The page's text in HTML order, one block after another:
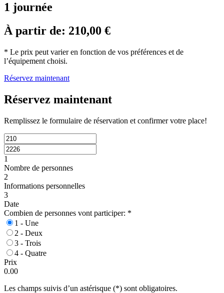
1 journée
À partir de: 210,00 €
* Le prix peut varier en fonction de vos préférences et de
l’équipement choisi.
Réservez maintenant
Réservez maintenant
Remplissez le formulaire de réservation et confirmer votre place!
1
Nombre de personnes
2
Informations personnelles
3
Date
Combien de personnes vont participer: *
1 - Une
2 - Deux
3 - Trois
4 - Quatre
Prix
0.00
Les champs suivis d’un astérisque (*) sont obligatoires.